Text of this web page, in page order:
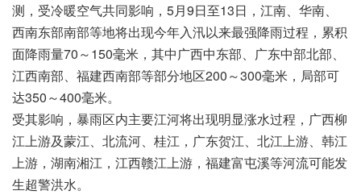
测，受冷暖空气共同影响，5月9日至13日，江南、华南、
西南东部南部等地将出现今年入汛以来最强降雨过程，累积
面降雨量70～150毫米，其中广西中东部、广东中部北部、
江西南部、福建西南部等部分地区200～300毫米，局部可
达350～400毫米。
受其影响，暴雨区内主要江河将出现明显涨水过程，广西柳
江上游及蒙江、北流河、桂江，广东贺江、北江上游、韩江
上游，湖南湘江，江西赣江上游，福建富屯溪等河流可能发
生超警洪水。